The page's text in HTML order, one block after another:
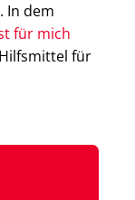
In dem
für mich
für